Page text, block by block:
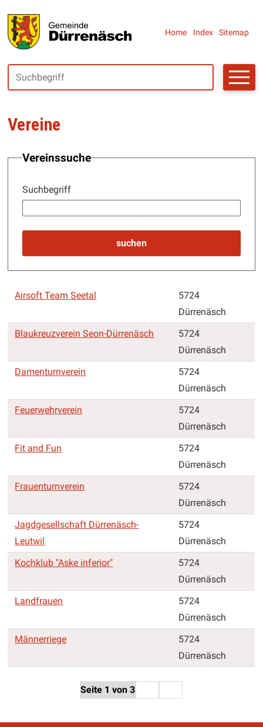
Navigieren in Dürrenäsch
Home Index Sitemap
Suchbegriff
Suche
Vereine
Vereinssuche
Suchbegriff
suchen
Airsoft Team Seetal
5724
Dürrenäsch
Blaukreuzverein Seon-Dürrenäsch
5724
Dürrenäsch
Damenturnverein
5724
Dürrenäsch
Feuerwehrverein
5724
Dürrenäsch
Fit and Fun
5724
Dürrenäsch
Frauenturnverein
5724
Dürrenäsch
Jagdgesellschaft Dürrenäsch-
Leutwil
5724
Dürrenäsch
Kochklub "Aske inferior"
5724
Dürrenäsch
Landfrauen
5724
Dürrenäsch
Männerriege
5724
Dürrenäsch
Seite 1 von 3